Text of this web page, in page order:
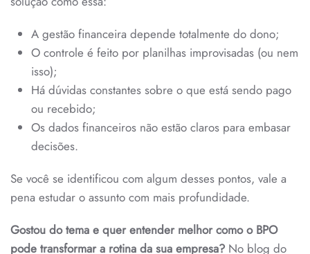
A gestão financeira depende totalmente do dono;
O controle é feito por planilhas improvisadas (ou nem
isso);
Há dúvidas constantes sobre o que está sendo pago
ou recebido;
Os dados financeiros não estão claros para embasar
decisões.
Se você se identificou com algum desses pontos, vale a
pena estudar o assunto com mais profundidade.
Gostou do tema e quer entender melhor como o BPO
pode transformar a rotina da sua empresa? No blog do